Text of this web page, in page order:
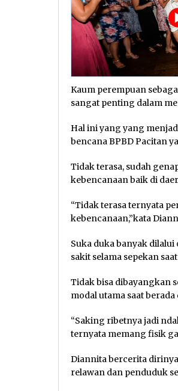
Kaum perempuan
sangat penting dalam
Hal ini yang yang
bencana BPBD Pacitan
Tidak terasa, sudah
kebencanaan baik di
“Tidak terasa ternyata
kebencanaan,”kata
Suka duka banyak
sakit selama sepekan
Tidak bisa dibayangkan
modal utama saat
“Saking ribetnya jadi
ternyata memang fisik
Diannita bercerita
relawan dan penduduk